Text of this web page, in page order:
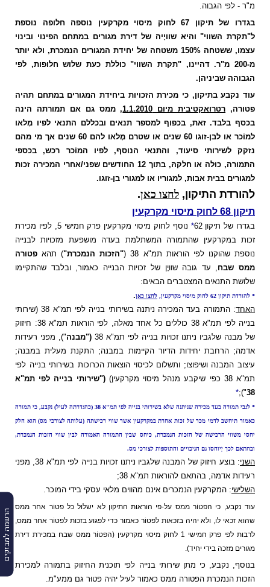
הרשמה למבזקים
מ"ר - לפי הגבוה.
בגדרו של תיקון 67 לחוק מיסוי מקרקעין נוספה חלופה נוספת
ל"תקרת השווי" והיא שוויָיה של דירת מגורים במתחם הפינוי ובינוי
עצמו, ששטחה 150% משטחה של יחידת המגורים הנמכרת, ולא יותר
מ-200 מ"ר. דהיינו, "תקרת השווי" כוללת כעת שלוש חלופות, לפי
הגבוהה שביניהן.
עוד נקבע בתיקון, כי מכירת הזכויות ביחידת המגורים במתחם תהיה
פטורה, רטרואקטיבית מיום 1.1.2010
, ממס גם אם תמורתה הינה
בכסף בלבד. זאת, בכפוף למספר תנאים ובכללם התנאי לפיו מָלאו
למוֹכר או לבן-זוגו
60 שנים או שטרם מָלאו להם 60 שנים אך מי מהם
נזקק לשירותי סיעוד, והתנאי הנוסף, לפיו המוֹכר רכש, בכספי
התמורה, כולה או חלקהּ, בתוך 12 החודשים שפני/אחרי המכירה זכות
למגורים בבית אבות, למגוריו או למגורי בן-זוגו.
להורדת התיקון, לחצו כאן.
תיקון 68 לחוק מיסוי מקרקעין
בגדרו של תיקון 62 *
נוסף לחוק מיסוי מקרקעין פרק חמישי 5, לפיו מכירת
זכות במקרקעין שהתמורה המשתלמת בעדה מושפעת מזכויות לבנייה
נוספת שהוקנו לפי הוראות תמ"א 38 (
"הזכות הנמכרת") תהא פטורה
ממס שבח , עד גובה שוויָן של זכויות הבנייה כאמור, ובלבד שהתקיימו
שלושת התנאים המצטברים הבאים:
* להורדת תיקון 62 לחוק מיסוי מקרקעין, לחצו כאן.
האחד
: התמורה בעד המכירה ניתנה בשירותי בנייה לפי תמ"א 38 (שירותי
בנייה לפי תמ"א 38 כוללים כל אחד מאלה, לפי הוראות תמ"א 38: חיזוק
של מבנה שלגביו ניתנו זכויות בנייה לפי תמ"א 38
("מבנה"), מפני רעידות
אדמה; הרחבת יחידות הדיור הקיימות במבנה; התקנת מעלית במבנה;
עיצוב המבנה ושיפוצו; ותשלום לכיסוי הוצאות הכרוכות בשירותי בנייה לפי
תמ"א 38 כפי שיקבע מנהל מיסוי מקרקעין)
("שירותי בנייה לפי תמ"א
38
");
*
* לגבי תמורה בעד מכירה שניתנה שלא בשירותי בנייה לפי תמ"א 38 (כהגדרתה לעיל) נקבע, כי תמורה
כאמור תיחשב לדמי מכר של זכות אחרת במקרקעין אשר שווי רכישתה (עלותה לצורכי מס) הוא חלק
יחסי משווי הרכישה של הזכות הנמכרת, כיחס שבין התמורה האמורה לבין שווי הזכות הנמכרת,
ובהתאם לכך יְיוחסו גם הניכויים והתוספות לצורכי מס.
השני
: בוצע חיזוק של המבנה שלגביו ניתנו זכויות בנייה לפי תמ"א 38, מפני
רעידות אדמה, בהתאם להוראות תמ"א 38;
השלישי: המקרקעין הנמכרים אינם מהווים מלאי עסקי בידי המוכר.
עוד נקבע, כי הפטוֹר ממס על-פי הוראות התיקון לא ישלול כל פטוֹר אחר ממס
שהוא זכאי לו, ולא יהיה בזכאות לפטוֹר כאמור כדי לפגוע בזכות לפטוֹר אחר ממס,
לרבות לפי פרק חמישי 1 לחוק מיסוי מקרקעין (הפטוֹר ממס שבח במכירת דירת
מגורים מזכה בידי יחיד).
בנוסף, נקבע, כי מתן שירותי בנייה לפי תוכנית החיזוק בתמורה למכירת
הזכות הנמכרת הפטורה ממס כאמור לעיל יהיה פטוּר גם ממע"מ.